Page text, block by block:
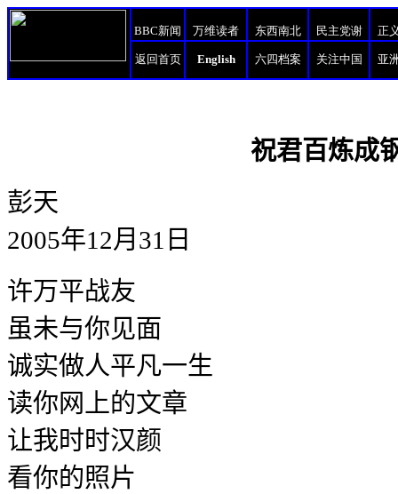
BBC新闻 万维读者 东西南北 民主党谢 正
返回首页 English 六四档案 关注中国 亚
祝君百炼成
彭天
2005年12月 31 日
许万平战友
虽未与你见面
诚实做人平凡一生
读你网上的文章
让我时时汉颜
看你的照片